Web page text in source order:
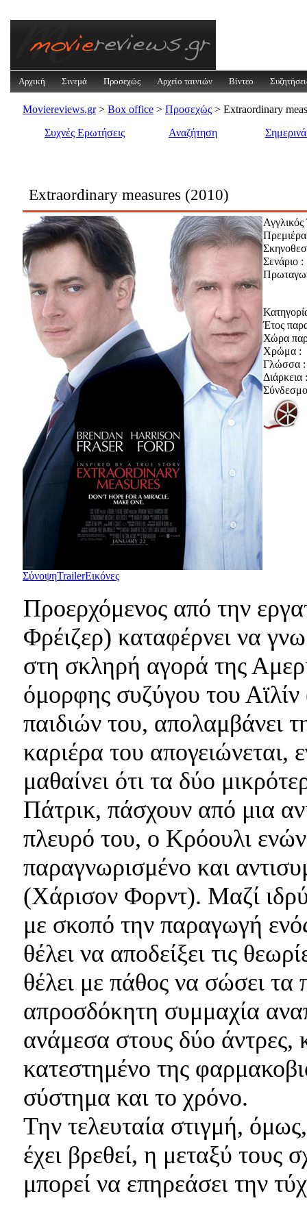
Αρχική Σινεμά Προσεχώς Αρχείο ταινιών Βίντεο
Moviereviews.gr > Box office > Προσεχώς > Extraordinary
Συχνές Ερωτήσεις
Αναζήτηση
Extraordinary measures (2010)
Αγγλικός
Σενάριο :
Έτος
Χώρα
Χρώμα :
Γλώσσα :
Διάρκεια :
ΣύνοψηTrailerΕικόνες
Προερχόμενος από την
Φρέιζερ) καταφέρνει να
στη σκληρή αγορά της
όμορφης συζύγου του
παιδιών του, απολαμβάνει
καριέρα του απογειώνεται,
μαθαίνει ότι τα δύο
Πάτρικ, πάσχουν από μια
πλευρό του, ο Κρόουλι
παραγνωρισμένο και
(Χάρισον Φορντ). Μαζί
με σκοπό την παραγωγή
θέλει να αποδείξει τις
θέλει με πάθος να σώσει
απροσδόκητη συμμαχία
ανάμεσα στους δύο άντρες,
κατεστημένο της
σύστημα και το χρόνο.
Την τελευταία στιγμή,
έχει βρεθεί, η μεταξύ τους
μπορεί να επηρεάσει την